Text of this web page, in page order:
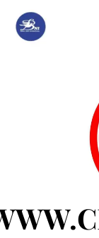
content